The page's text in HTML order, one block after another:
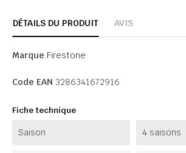
DÉTAILS DU PRODUIT AVIS
Marque Firestone
Code EAN 3286341672916
Fiche technique
Saison 4 saisons